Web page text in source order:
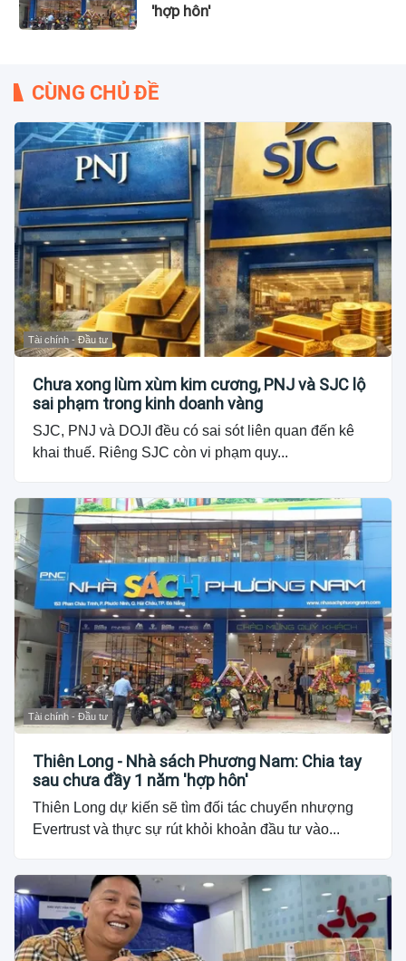
'hợp hôn'
CÙNG CHỦ ĐỀ
Tài chính - Đầu tư
Chưa xong lùm xùm kim cương, PNJ và SJC lộ
sai phạm trong kinh doanh vàng
SJC, PNJ và DOJI đều có sai sót liên quan đến kê
khai thuế. Riêng SJC còn vi phạm quy...
Tài chính - Đầu tư
Thiên Long - Nhà sách Phương Nam: Chia tay
sau chưa đầy 1 năm 'hợp hôn'
Thiên Long dự kiến sẽ tìm đối tác chuyển nhượng
Evertrust và thực sự rút khỏi khoản đầu tư vào...